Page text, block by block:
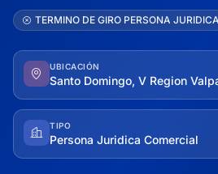
TERMINO DE GIRO PERSONA JURIDICA
UBICACIÓN
Santo Domingo, V Region
TIPO
Persona Juridica Comercial